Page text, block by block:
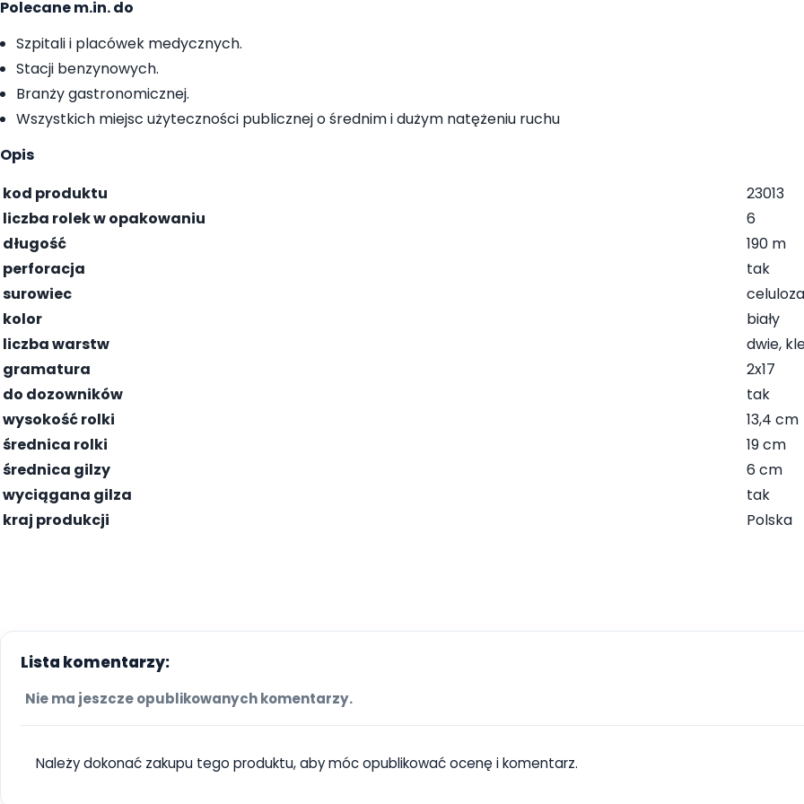
Polecane m.in. do
Szpitali i placówek medycznych.
Stacji benzynowych.
Branży gastronomicznej.
Wszystkich miejsc użyteczności publicznej o średnim i dużym natężeniu ruchu
Opis
kod produktu
23013
liczba rolek w opakowaniu
6
długość
190 m
perforacja
tak
surowiec
celuloza
kolor
biały
liczba warstw
dwie,
gramatura
2x17
do dozowników
tak
wysokość rolki
13,4 cm
średnica rolki
19 cm
średnica gilzy
6 cm
wyciągana gilza
tak
kraj produkcji
Polska
Lista komentarzy:
Nie ma jeszcze opublikowanych komentarzy.
Należy dokonać zakupu tego produktu, aby móc opublikować ocenę i komentarz.